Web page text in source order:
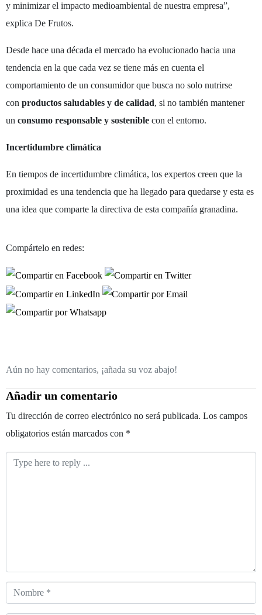
y minimizar el impacto medioambiental de nuestra empresa”,
explica De Frutos.
Desde hace una década el mercado ha evolucionado hacia una
tendencia en la que cada vez se tiene más en cuenta el
comportamiento de un consumidor que busca no solo nutrirse
con productos saludables y de calidad, si no también mantener
un consumo responsable y sostenible con el entorno.
Incertidumbre climática
En tiempos de incertidumbre climática, los expertos creen que la
proximidad es una tendencia que ha llegado para quedarse y esta es
una idea que comparte la directiva de esta compañía granadina.
Compártelo en redes:
Aún no hay comentarios, ¡añada su voz abajo!
Añadir un comentario
Tu dirección de correo electrónico no será publicada. Los campos
obligatorios están marcados con *
Comentario
Nombre
*